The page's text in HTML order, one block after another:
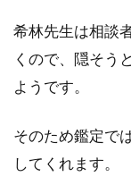
先
に
鑑
て
も
希林先生は相談
くので、隠そう
ようです。
そのため鑑定で
してくれます。